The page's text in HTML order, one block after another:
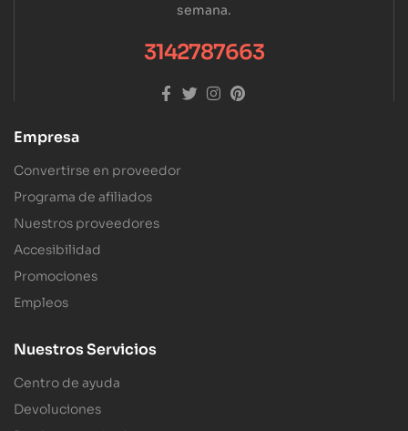
semana.
3142787663
Empresa
Convertirse en proveedor
Programa de afiliados
Nuestros proveedores
Accesibilidad
Promociones
Empleos
Nuestros Servicios
Centro de ayuda
Devoluciones